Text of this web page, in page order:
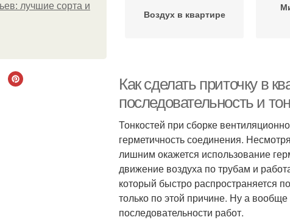
лучшие сорта и
Воздух в квартире
Как сделать приточку в
последовательность и
Тонкостей при сборке
герметичность соединения.
лишним окажется использование
движение воздуха по трубам и
который быстро распространяется
только по этой причине. Ну а
последовательности работ.